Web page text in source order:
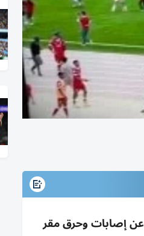
عن إصابات وحرق مقر